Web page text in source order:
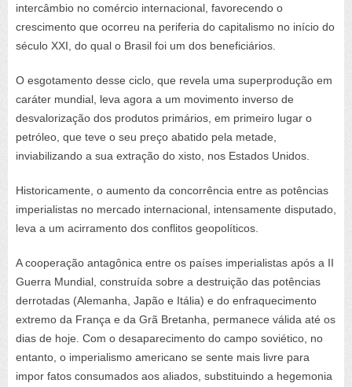
intercâmbio no comércio internacional, favorecendo o
crescimento que ocorreu na periferia do capitalismo no início do
século XXI, do qual o Brasil foi um dos beneficiários.
O esgotamento desse ciclo, que revela uma superprodução em
caráter mundial, leva agora a um movimento inverso de
desvalorização dos produtos primários, em primeiro lugar o
petróleo, que teve o seu preço abatido pela metade,
inviabilizando a sua extração do xisto, nos Estados Unidos.
Historicamente, o aumento da concorrência entre as potências
imperialistas no mercado internacional, intensamente disputado,
leva a um acirramento dos conflitos geopolíticos.
A cooperação antagônica entre os países imperialistas após a II
Guerra Mundial, construída sobre a destruição das potências
derrotadas (Alemanha, Japão e Itália) e do enfraquecimento
extremo da França e da Grã Bretanha, permanece válida até os
dias de hoje. Com o desaparecimento do campo soviético, no
entanto, o imperialismo americano se sente mais livre para
impor fatos consumados aos aliados, substituindo a hegemonia